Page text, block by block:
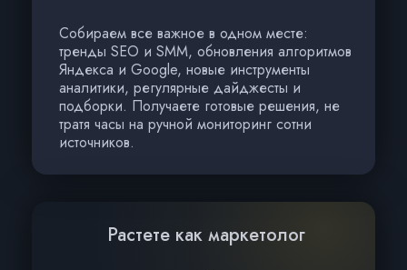
Собираем все важное в одном месте:
тренды SEO и SMM, обновления алгоритмов
Яндекса и Google, новые инструменты
аналитики, регулярные дайджесты и
подборки. Получаете готовые решения, не
тратя часы на ручной мониторинг сотни
источников.
Растете как маркетолог